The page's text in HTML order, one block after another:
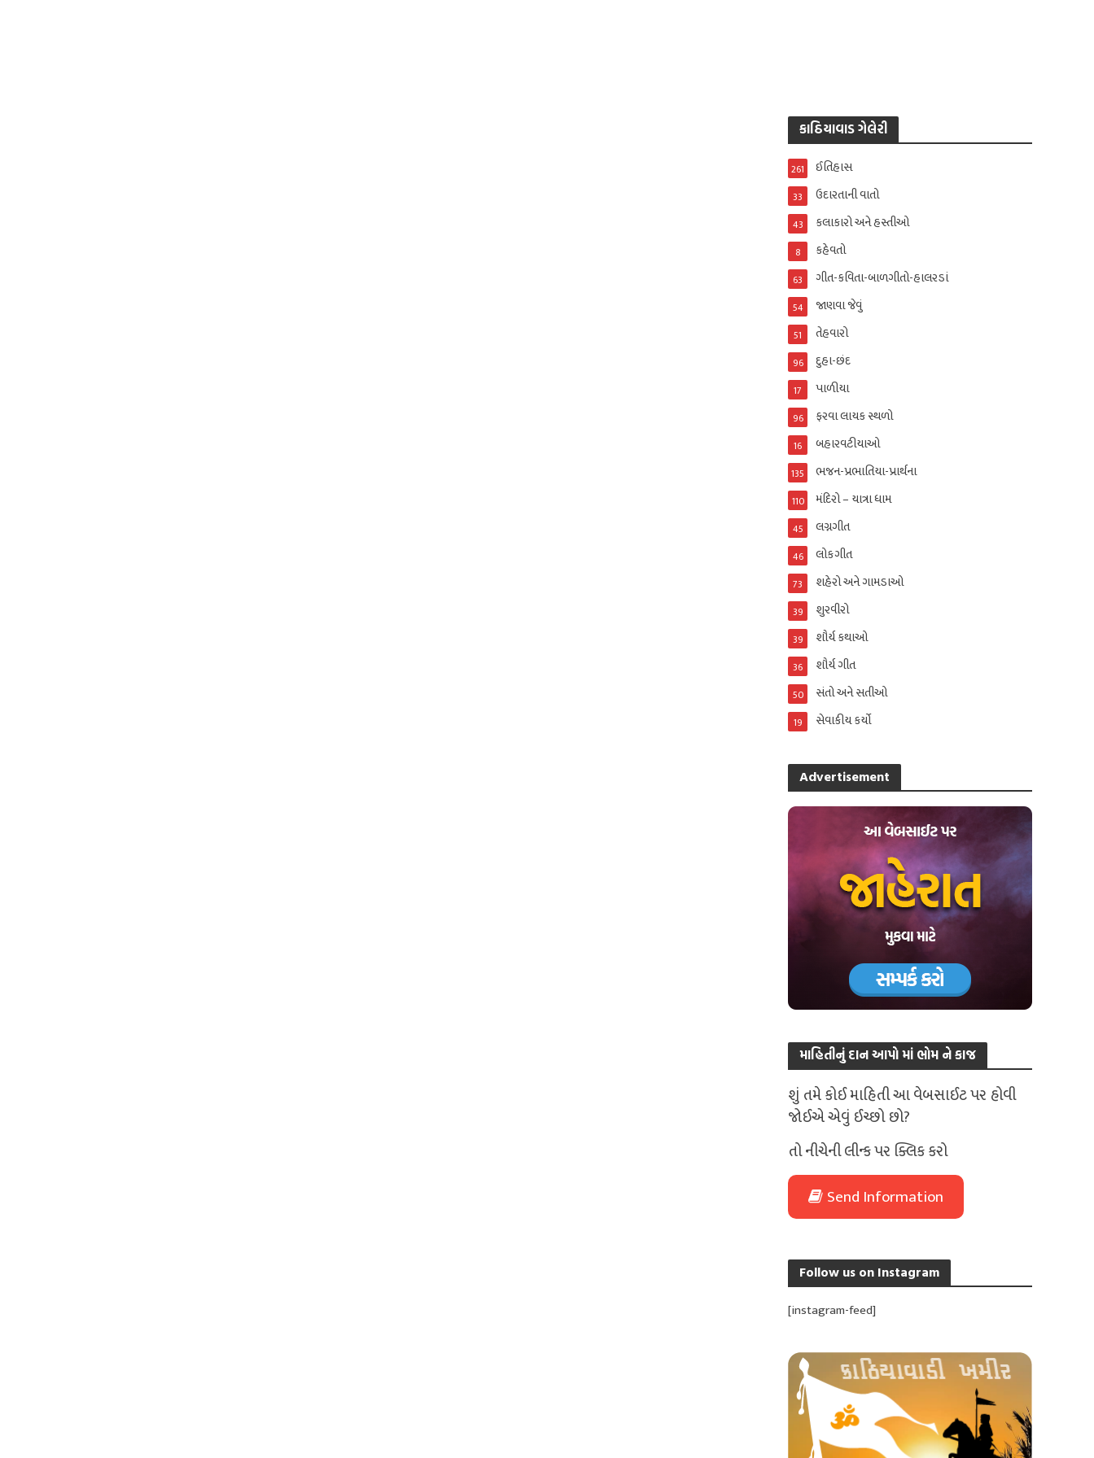
કાઠિયાવાડ ગેલેરી
ઈતિહાસ
261
ઉદારતાની વાતો
33
કલાકારો અને હસ્તીઓ
43
કહેવતો
8
ગીત-કવિતા-બાળગીતો-હાલરડાં
63
જાણવા જેવું
54
તેહવારો
51
દુહા-છંદ
96
પાળીયા
17
ફરવા લાયક સ્થળો
96
બહારવટીયાઓ
16
ભજન-પ્રભાતિયા-પ્રાર્થના
135
મંદિરો – યાત્રા ધામ
110
લગ્નગીત
45
લોકગીત
46
શહેરો અને ગામડાઓ
73
શુરવીરો
39
શૌર્ય કથાઓ
39
શૌર્ય ગીત
36
સંતો અને સતીઓ
50
સેવાકીય કર્યો
19
Advertisement
માહિતીનું દાન આપો માં ભોમ ને કાજ
શું તમે કોઈ માહિતી આ વેબસાઈટ પર હોવી
જોઈએ એવું ઈચ્છો છો?
તો નીચેની લીન્ક પર ક્લિક કરો
Send Information
Follow us on Instagram
[instagram-feed]